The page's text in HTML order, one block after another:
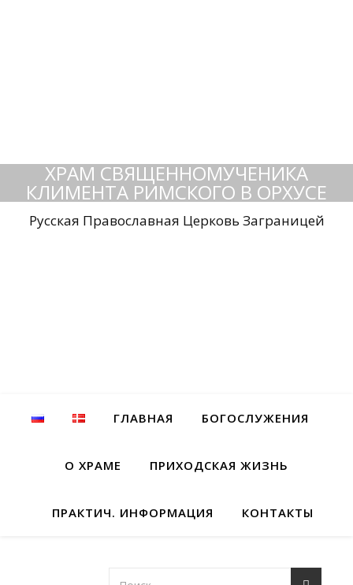
ХРАМ СВЯЩЕННОМУЧЕНИКА
КЛИМЕНТА РИМСКОГО В ОРХУСЕ
Русская Православная Церковь Заграницей
ГЛАВНАЯ БОГОСЛУЖЕНИЯ
О ХРАМЕ ПРИХОДСКАЯ ЖИЗНЬ
ПРАКТИЧ. ИНФОРМАЦИЯ КОНТАКТЫ